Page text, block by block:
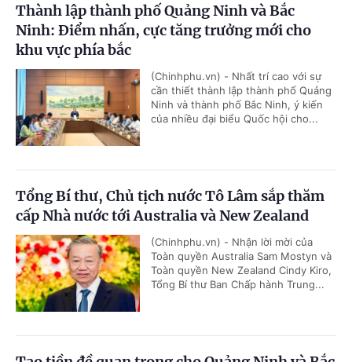
Thành lập thành phố Quảng Ninh và Bắc
Ninh: Điểm nhấn, cực tăng trưởng mới cho
khu vực phía bắc
(Chinhphu.vn) - Nhất trí cao với sự
cần thiết thành lập thành phố Quảng
Ninh và thành phố Bắc Ninh, ý kiến
của nhiều đại biểu Quốc hội cho...
Tổng Bí thư, Chủ tịch nước Tô Lâm sắp thăm
cấp Nhà nước tới Australia và New Zealand
(Chinhphu.vn) - Nhận lời mời của
Toàn quyền Australia Sam Mostyn và
Toàn quyền New Zealand Cindy Kiro,
Tổng Bí thư Ban Chấp hành Trung...